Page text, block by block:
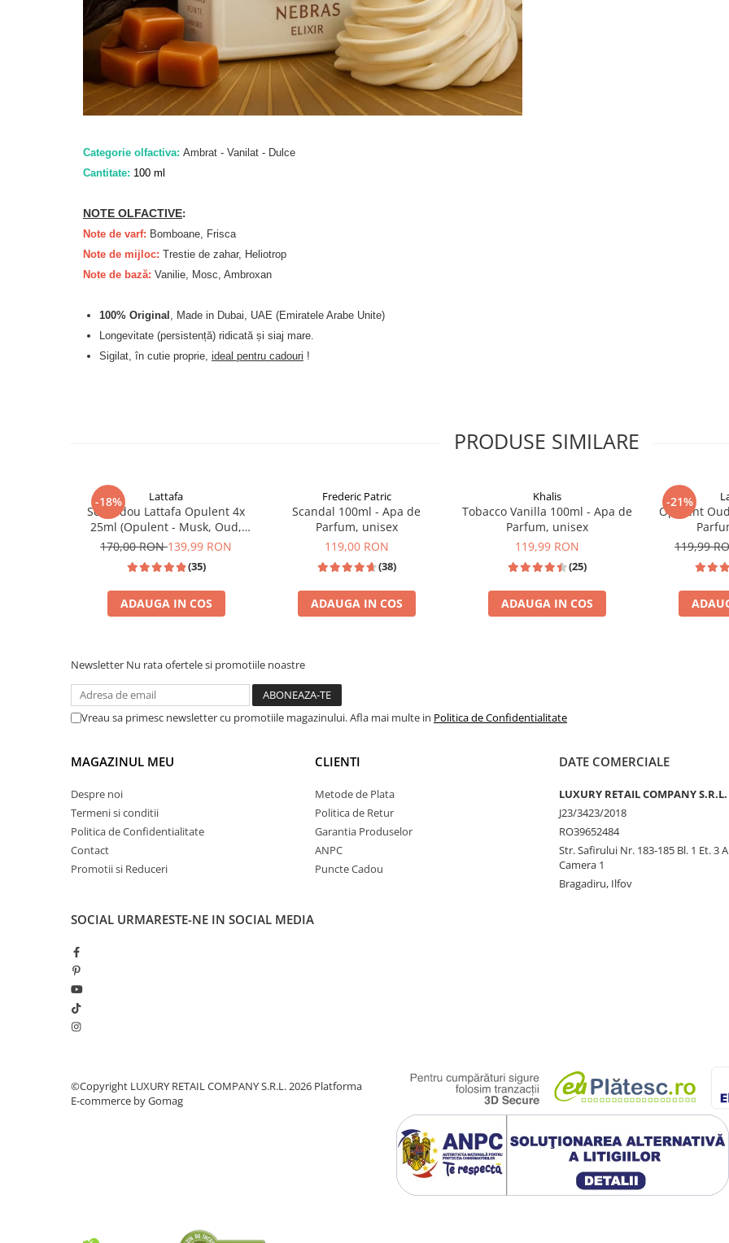
Mai Multe >>
Parfumuri clona / Dupes
Recenzii clienti
Categorie olfactiva: Ambrat - Vanilat - Dulce
Cantitate: 100 ml
NOTE OLFACTIVE:
Note de varf: Bomboane, Frisca
Note de mijloc: Trestie de zahar, Heliotrop
Note de bază: Vanilie, Mosc, Ambroxan
100% Original , Made in Dubai, UAE (Emiratele Arabe Unite)
Longevitate (persistență) ridicată și siaj mare.
Sigilat, în cutie proprie, ideal pentru cadouri !
PRODUSE SIMILARE
-18% Lattafa
Set cadou Lattafa Opulent 4x
25ml (Opulent - Musk, Oud,
Red, Dubai)
170,00 RON139,99 RON
(35)
ADAUGA IN COS
Frederic Patric
Scandal 100ml - Apa de
Parfum, unisex
119,00 RON
(38)
ADAUGA IN COS
Khalis
Tobacco Vanilla 100ml - Apa de
Parfum, unisex
119,99 RON
(25)
ADAUGA IN COS
-21%
Opulent
119,99
Newsletter Nu rata ofertele si promotiile noastre
Vreau sa primesc newsletter cu promotiile magazinului. Afla mai multe in Politica de Confidentialitate
MAGAZINUL MEU
Despre noi
Termeni si conditii
Politica de Confidentialitate
Contact
Promotii si Reduceri
CLIENTI
Metode de Plata
Politica de Retur
Garantia Produselor
ANPC
Puncte Cadou
DATE COMERCIALE
LUXURY RETAIL COMPANY S.R.L.
J23/3423/2018
RO39652484
Str. Safirului Nr. 183-185 Bl. 1 Et. 3
Camera 1
Bragadiru, Ilfov
SOCIAL URMARESTE-NE IN SOCIAL MEDIA
©Copyright LUXURY RETAIL COMPANY S.R.L. 2026 Platforma
E-commerce by Gomag